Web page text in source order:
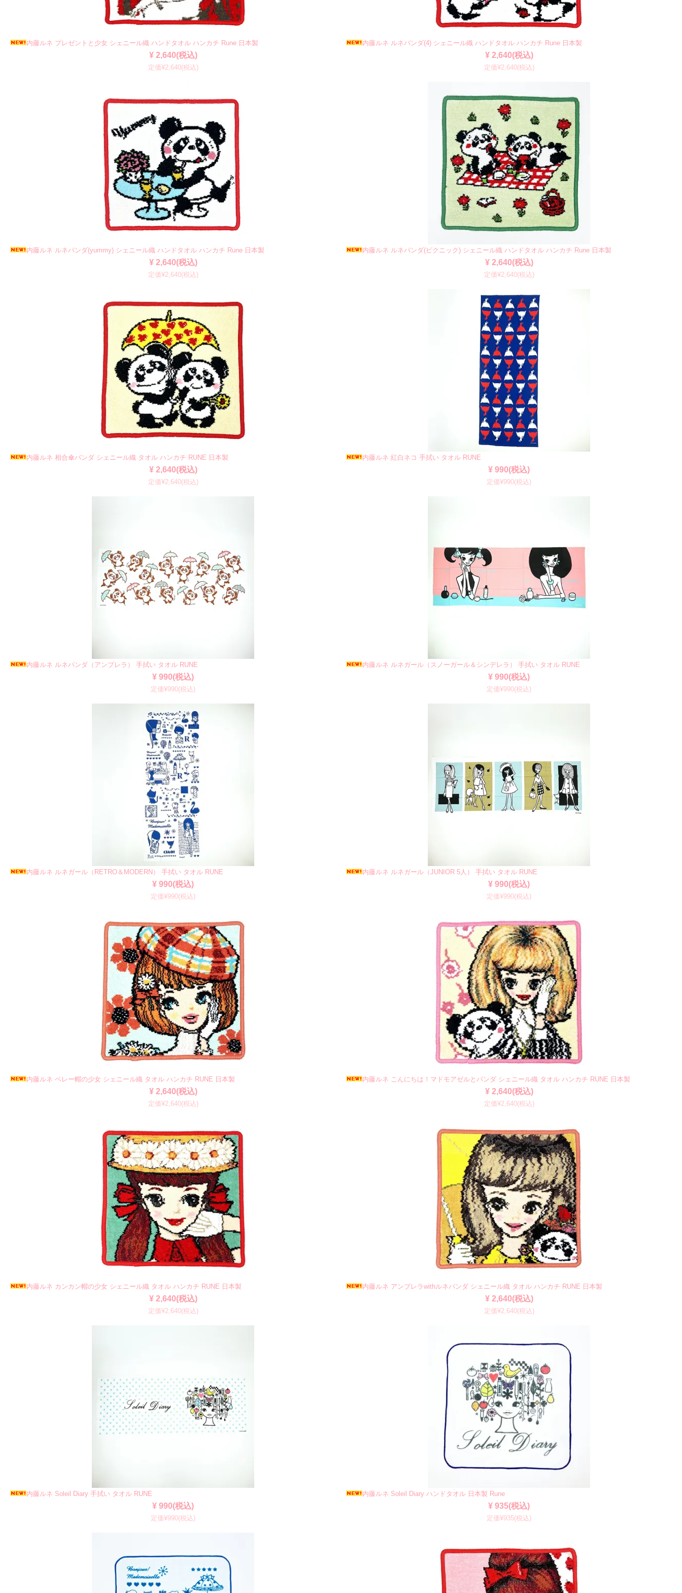
内藤ルネ プレゼントと少女 シェニール織 ハンドタオル ハンカチ Rune 日本製
¥ 2,640(税込)
定価¥2,640(税込)
内藤ルネ ルネパンダ(4) シェニール織 ハンドタオル ハンカチ Rune 日本製
¥ 2,640(税込)
定価¥2,640(税込)
内藤ルネ ルネパンダ(yummy) シェニール織 ハンドタオル ハンカチ Rune 日本製
¥ 2,640(税込)
定価¥2,640(税込)
内藤ルネ ルネパンダ(ピクニック) シェニール織 ハンドタオル ハンカチ Rune 日本製
¥ 2,640(税込)
定価¥2,640(税込)
内藤ルネ 相合傘パンダ シェニール織 タオル ハンカチ RUNE 日本製
¥ 2,640(税込)
定価¥2,640(税込)
内藤ルネ 紅白ネコ 手拭い タオル RUNE
¥ 990(税込)
定価¥990(税込)
内藤ルネ ルネパンダ（アンプレラ） 手拭い タオル RUNE
¥ 990(税込)
定価¥990(税込)
内藤ルネ ルネガール（スノーガール＆シンデレラ） 手拭い タオル RUNE
¥ 990(税込)
定価¥990(税込)
内藤ルネ ルネガール（RETRO＆MODERN） 手拭い タオル RUNE
¥ 990(税込)
定価¥990(税込)
内藤ルネ ルネガール（JUNIOR 5人） 手拭い タオル RUNE
¥ 990(税込)
定価¥990(税込)
内藤ルネ ベレー帽の少女 シェニール織 タオル ハンカチ RUNE 日本製
¥ 2,640(税込)
定価¥2,640(税込)
内藤ルネ こんにちは！マドモアゼルとパンダ シェニール織 タオル ハンカチ RUNE 日本製
¥ 2,640(税込)
定価¥2,640(税込)
内藤ルネ カンカン帽の少女 シェニール織 タオル ハンカチ RUNE 日本製
¥ 2,640(税込)
定価¥2,640(税込)
内藤ルネ アンブレラwithルネパンダ シェニール織 タオル ハンカチ RUNE 日本製
¥ 2,640(税込)
定価¥2,640(税込)
内藤ルネ Soleil Diary 手拭い タオル RUNE
¥ 990(税込)
定価¥990(税込)
内藤ルネ Soleil Diary ハンドタオル 日本製 Rune
¥ 935(税込)
定価¥935(税込)